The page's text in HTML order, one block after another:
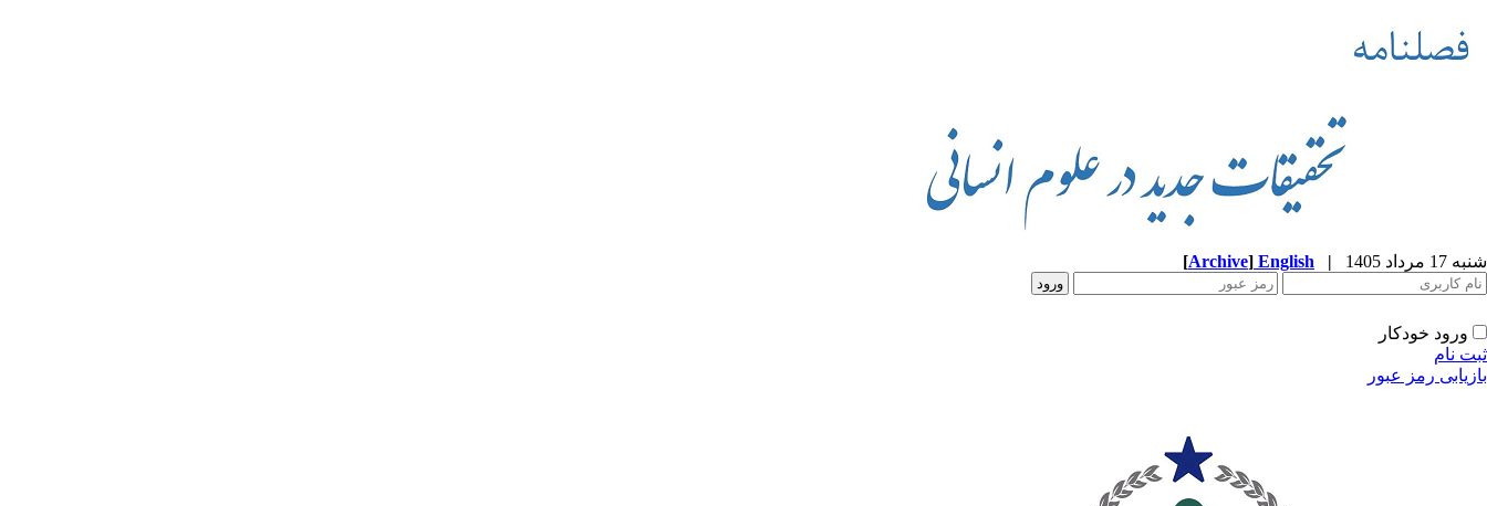
شنبه 17 مرداد 1405 |
English
[Archive]
ورود خودکار
ثبت نام
بازیابی رمز عبور